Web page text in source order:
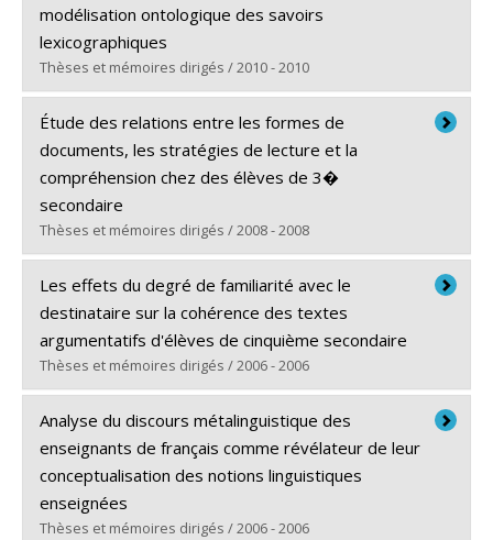
Cycle :Doctorat
Diplôme obtenu :
Lien vers le document dans Papyrus
modélisation ontologique des savoirs
lexicographiques
Thèses et mémoires dirigés / 2010 - 2010
Diplômé(e) :Comeau, Sophie
Cycle :Maîtrise
Diplôme obtenu :M.A.
Lien vers le document dans Papyrus
Étude des relations entre les formes de
documents, les stratégies de lecture et la
compréhension chez des élèves de 3�
secondaire
Thèses et mémoires dirigés / 2008 - 2008
Diplômé(e) : Carignan, Isabelle
Cycle :Doctorat
Diplôme obtenu :Ph. D.
Lien vers le document dans Papyrus
Les effets du degré de familiarité avec le
destinataire sur la cohérence des textes
argumentatifs d'élèves de cinquième secondaire
Thèses et mémoires dirigés / 2006 - 2006
Diplômé(e) :Navarrete, Carolina
Cycle :Maîtrise
Diplôme obtenu :M.A.
Lien vers le document dans Papyrus
Analyse du discours métalinguistique des
enseignants de français comme révélateur de leur
conceptualisation des notions linguistiques
enseignées
Thèses et mémoires dirigés / 2006 - 2006